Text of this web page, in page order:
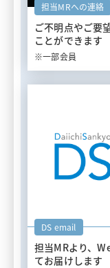
担当MRへの連絡
ご不明点やご要
ことができます
※一部会員
DS email
担当MRより、
てお届けします